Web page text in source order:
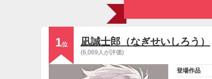
1位 凪誠士郎（なぎせいしろう）
(6,069人が評価)
登場作品